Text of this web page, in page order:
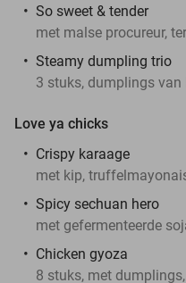
So sweet & tender
met malse procureur,
Steamy dumpling trio
3 stuks, dumplings van
Love ya chicks
Crispy karaage
met kip,
Spicy sechuan hero
met gefermenteerde
Chicken gyoza
8 stuks, met